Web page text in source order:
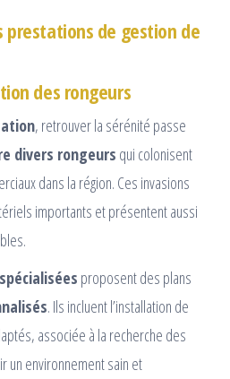
prestations de gestion de
des rongeurs
, retrouver la sérénité passe
divers rongeurs qui colonisent
dans la région. Ces invasions
importants et présentent aussi
proposent des plans
. Ils incluent l’installation de
associée à la recherche des
un environnement sain et